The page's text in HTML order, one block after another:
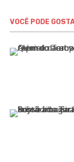
VOCÊ PODE